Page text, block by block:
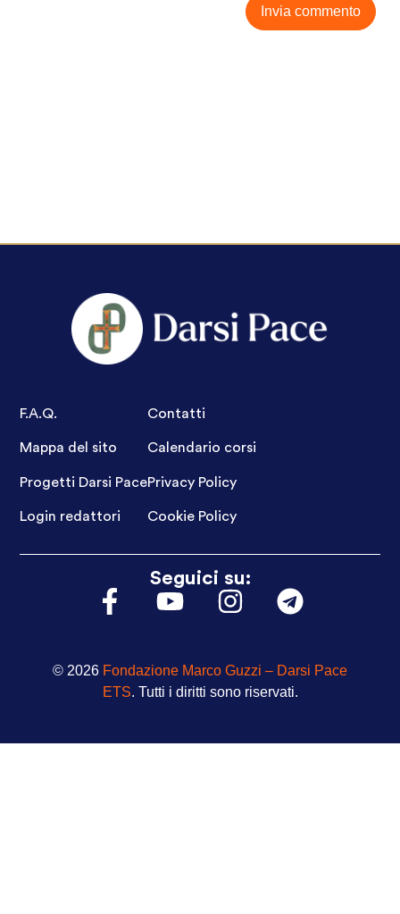
F.A.Q.
Mappa del sito
Progetti Darsi Pace
Login redattori
Contatti
Calendario corsi
Privacy Policy
Cookie Policy
Seguici su:
© 2026 Fondazione Marco Guzzi – Darsi Pace
ETS. Tutti i diritti sono riservati.